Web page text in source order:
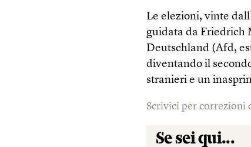
Le elezioni, vinte
guidata da Friedrich
Deutschland (Afd,
diventando il
stranieri e un
Scrivici per correzioni